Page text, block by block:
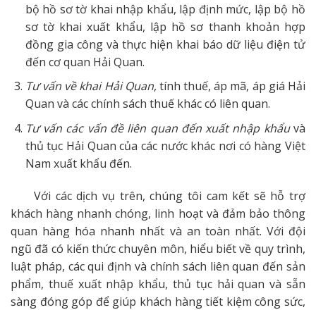
bộ hồ sơ tờ khai nhập khẩu, lập định mức, lập bộ hồ
sơ tờ khai xuất khẩu, lập hồ sơ thanh khoản hợp
đồng gia công và thực hiện khai báo dữ liệu điện tử
đến cơ quan Hải Quan.
Tư vấn về khai Hải Quan, tính thuế, áp mã, áp giá Hải
Quan và các chính sách thuế khác có liên quan.
Tư vấn các vấn đề liên quan đến xuất nhập khẩuvà
thủ tục Hải Quan của các nước khác nơi có hàng Việt
Nam xuất khẩu đến.
Với các dịch vụ trên, chúng tôi cam kết sẽ hỗ trợ
khách hàng nhanh chóng, linh hoạt và đảm bảo thông
quan hàng hóa nhanh nhất và an toàn nhất. Với đội
ngũ đã có kiến thức chuyên môn, hiểu biết về quy trình,
luật pháp, các qui định và chính sách liên quan đến sản
phẩm, thuế xuất nhập khẩu, thủ tục hải quan và sẵn
sàng đóng góp để giúp khách hàng tiết kiệm công sức,